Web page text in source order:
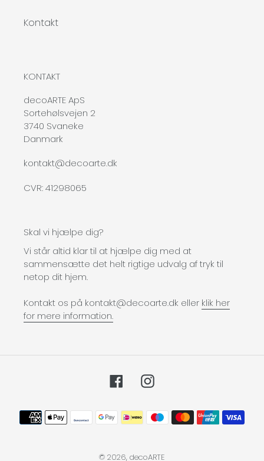
Kontakt
KONTAKT
decoARTE ApS
Sortehølsvejen 2
3740 Svaneke
Danmark
kontakt@decoarte.dk
CVR: 41298065
Skal vi hjælpe dig?
Vi står altid klar til at hjælpe dig med at
sammensætte det helt rigtige udvalg af tryk til
netop dit hjem.
Kontakt os på kontakt@decoarte.dk eller klik her
for mere information.
FacebookInstagram
Betalingsmetoder
© 2026, decoARTE